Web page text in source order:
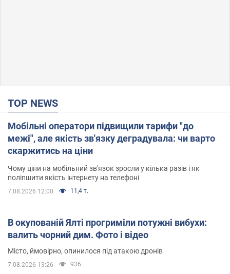
TOP NEWS
Мобільні оператори підвищили тарифи "до
межі", але якість зв'язку деградувала: чи варто
скаржитись на ціни
Чому ціни на мобільний зв'язок зросли у кілька разів і як
поліпшити якість інтернету на телефоні
7.08.2026 12:00 11,4 т.
В окупованій Ялті прогриміли потужні вибухи:
валить чорний дим. Фото і відео
Місто, ймовірно, опинилося під атакою дронів
7.08.2026 13:26 936